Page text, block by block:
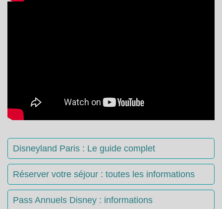
Disneyland Paris : Le guide complet
Réserver votre séjour : toutes les informations
Pass Annuels Disney : informations